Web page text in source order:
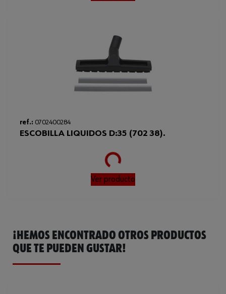
ref.: 0702400284
ESCOBILLA LIQUIDOS D:35 (702 38).
Loading...
Ver producto
¡HEMOS ENCONTRADO OTROS PRODUCTOS
QUE TE PUEDEN GUSTAR!